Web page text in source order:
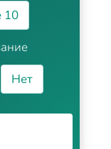
10
Нет